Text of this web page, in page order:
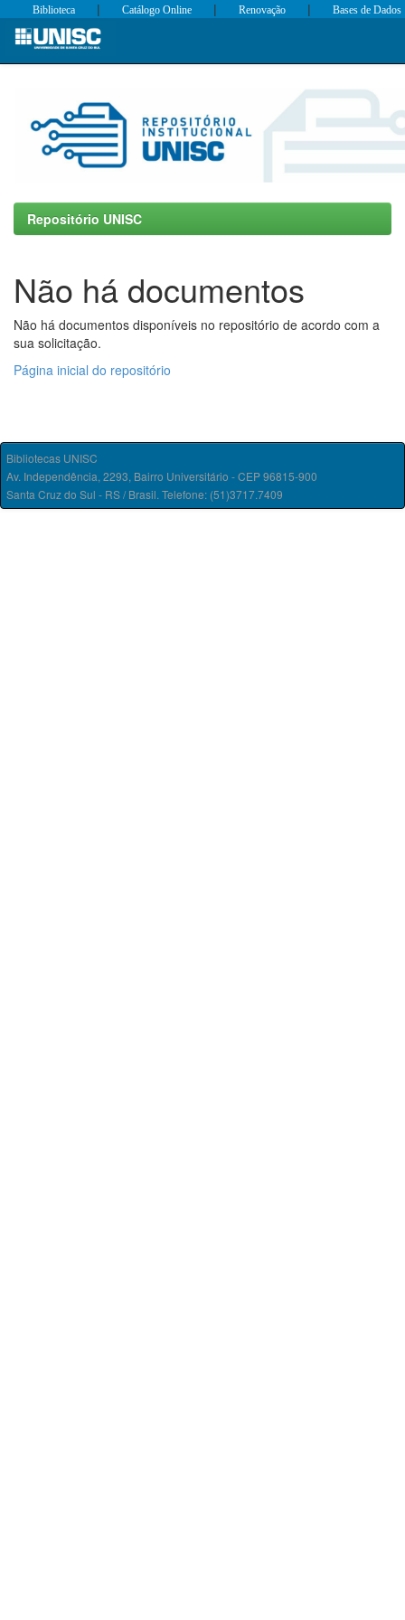
Skip
Biblioteca | Catálogo Online | Renovação | Bases de Dados
Repositório UNISC
Não há documentos
Não há documentos disponíveis no repositório de acordo com a
sua solicitação.
Página inicial do repositório
Bibliotecas UNISC
Av. Independência, 2293, Bairro Universitário - CEP 96815-900
Santa Cruz do Sul - RS / Brasil. Telefone: (51)3717.7409